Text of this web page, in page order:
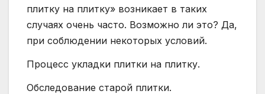
плитку на плитку» возникает в таких
случаях очень часто. Возможно ли это? Да,
при соблюдении некоторых условий.
Процесс укладки плитки на плитку.
Обследование старой плитки.